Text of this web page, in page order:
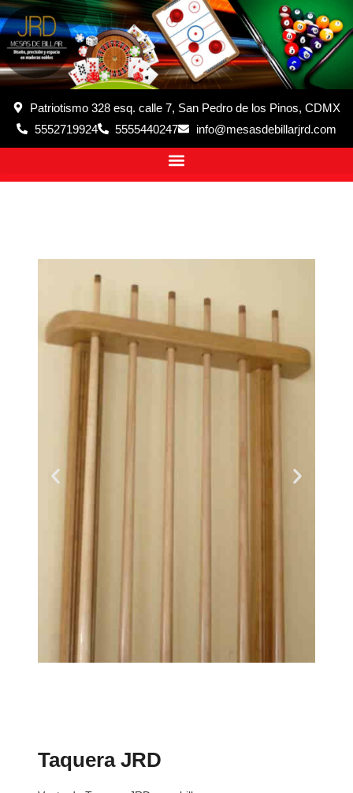
Patriotismo 328 esq. calle 7, San Pedro de los Pinos, CDMX
5552719924
5555440247 info@mesasdebillarjrd.com
Taquera JRD